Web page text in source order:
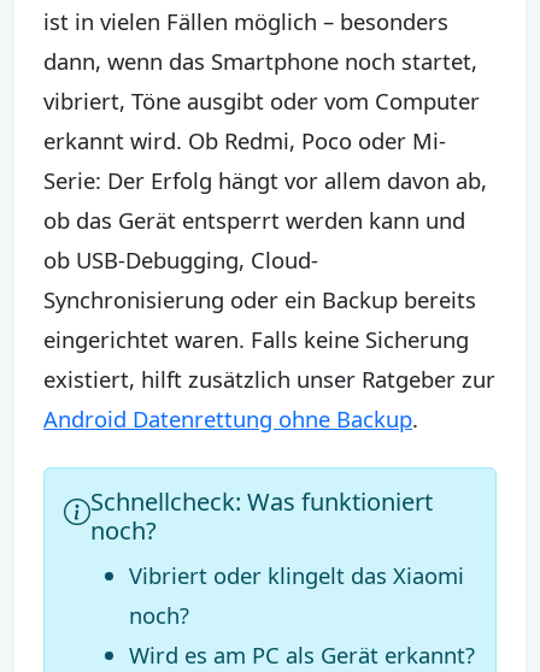
ist in vielen Fällen möglich – besonders
dann, wenn das Smartphone noch startet,
vibriert, Töne ausgibt oder vom Computer
erkannt wird. Ob Redmi, Poco oder Mi-
Serie: Der Erfolg hängt vor allem davon ab,
ob das Gerät entsperrt werden kann und
ob USB-Debugging, Cloud-
Synchronisierung oder ein Backup bereits
eingerichtet waren. Falls keine Sicherung
existiert, hilft zusätzlich unser Ratgeber zur
Android Datenrettung ohne Backup.
Schnellcheck: Was funktioniert
noch?
Vibriert oder klingelt das Xiaomi
noch?
Wird es am PC als Gerät erkannt?